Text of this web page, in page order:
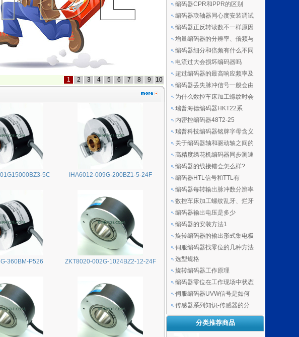
1 2 3 4 5 6 7 8 9 10
5C IHA6012-009G-200BZ1-5-24F
360BM-P526 ZKT8020-002G-1024BZ2-12-24F
编码器CPR和PPR的区别
编码器联轴器同心度安装调试
编码器正反转读数不一样原因
增量编码器的分辨率、倍频与
编码器细分和倍频有什么不同
电流过大会损坏编码器吗
超过编码器的最高响应频率及
编码器丢失脉冲信号一般会由
为什么数控车床加工螺纹时会
瑞普海德编码器HKT22系
内密控编码器48T2-25
瑞普科技编码器铭牌字母含义
关于编码器轴和驱动轴之间的
高精度绣花机编码器同步测速
编码器的线接错会怎么样?
编码器HTL信号和TTL有
编码器每转输出脉冲数分辨率
数控车床加工螺纹乱牙、烂牙
编码器输出电压是多少
编码器的安装方法1
旋转编码器的输出形式集电极
伺服编码器找零位的几种方法
选型规格
旋转编码器工作原理
编码器零位在工作现场中状态
伺服编码器UVW信号是如何
传感器系列知识-传感器的分
分类推荐商品